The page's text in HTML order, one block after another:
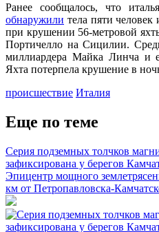
Ранее сообщалось, что
обнаружили тела пяти
при крушении 56-метровой
Портичелло на Сицилии.
миллиардера Майка Линча и
Яхта потерпела крушение в
происшествие Италия
Еще по теме
Серия подземных толчков
зафиксирована у берегов
Эпицентр мощного
км от Петропавловска-